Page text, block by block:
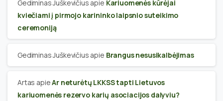
Gediminas Juškevičius apie Kariuomenės kūrėjai
kviečiami į pirmojo karininko laipsnio suteikimo
ceremoniją
Gediminas Juškevičius apie Brangus nesusikalbėjimas
Artas apieAr neturėtų LKKSS tapti Lietuvos
kariuomenės rezervo karių asociacijos dalyviu?